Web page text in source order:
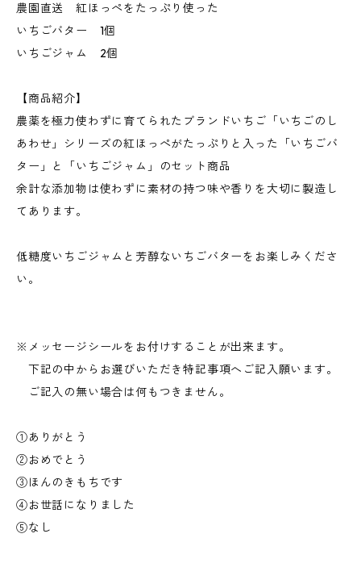
農園直送 紅ほっぺをたっぷり使った
いちごバター 1個
いちごジャム 2個
【商品紹介】
農薬を極力使わずに育てられたブランドいちご「いちごのし
あわせ」シリーズの紅ほっぺがたっぷりと入った「いちごバ
ター」と「いちごジャム」のセット商品
余計な添加物は使わずに素材の持つ味や香りを大切に製造し
てあります。
低糖度いちごジャムと芳醇ないちごバターをお楽しみくださ
い。
※メッセージシールをお付けすることが出来ます。
下記の中からお選びいただき特記事項へご記入願います。
ご記入の無い場合は何もつきません。
①ありがとう
②おめでとう
③ほんのきもちです
④お世話になりました
⑤なし